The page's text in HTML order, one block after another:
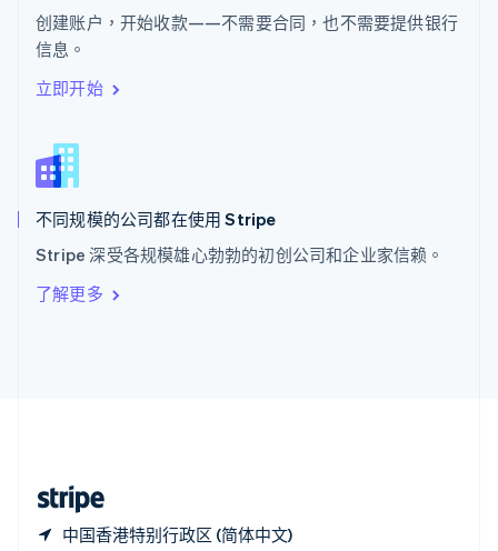
创建账户，开始收款——不需要合同，也不需要提供银行
信息。
立即开始
不同规模的公司都在使用 Stripe
Stripe 深受各规模雄心勃勃的初创公司和企业家信赖。
了解更多
中国香港特别行政区 (简体中文)
English
西班牙
Español
新加坡
新西兰
English
匈牙利
English
ItalianoEnglish
印度
English